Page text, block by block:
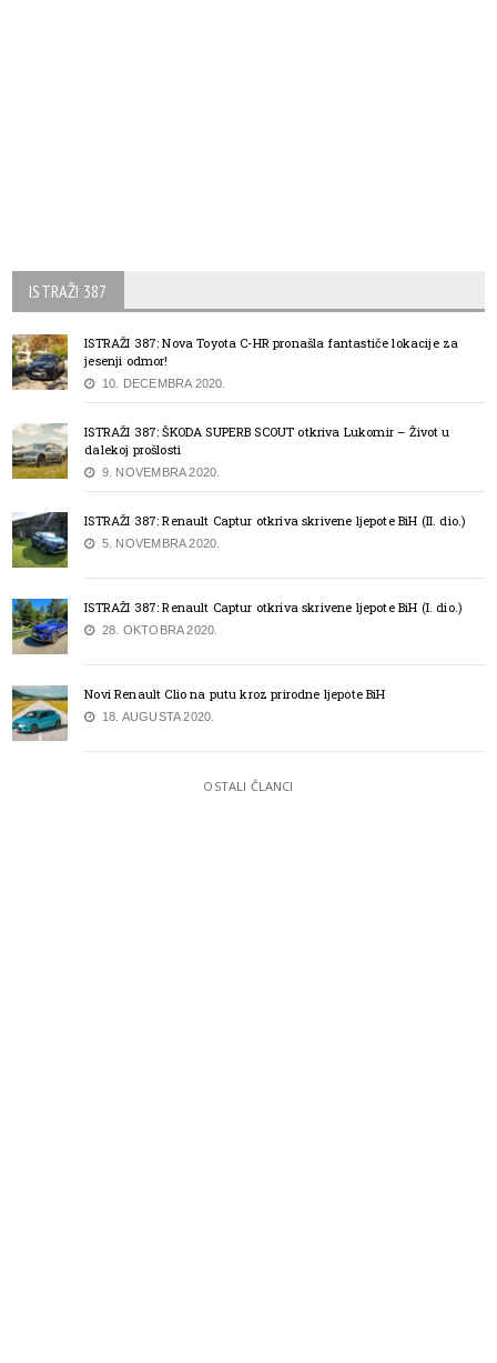
ISTRAŽI 387
ISTRAŽI 387: Nova Toyota C-HR pronašla fantastiče lokacije za
jesenji odmor!
10. DECEMBRA 2020.
ISTRAŽI 387: ŠKODA SUPERB SCOUT otkriva Lukomir – Život u
dalekoj prošlosti
9. NOVEMBRA 2020.
ISTRAŽI 387: Renault Captur otkriva skrivene ljepote BiH (II. dio.)
5. NOVEMBRA 2020.
ISTRAŽI 387: Renault Captur otkriva skrivene ljepote BiH (I. dio.)
28. OKTOBRA 2020.
Novi Renault Clio na putu kroz prirodne ljepote BiH
18. AUGUSTA 2020.
OSTALI ČLANCI